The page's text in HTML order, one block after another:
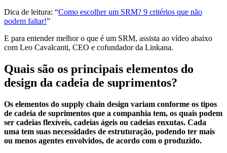
Dica de leitura: “Como escolher um SRM? 9 critérios que não
podem faltar!”
E para entender melhor o que é um SRM, assista ao vídeo abaixo
com Leo Cavalcanti, CEO e cofundador da Linkana.
Quais são os principais elementos do
design da cadeia de suprimentos?
Os elementos do supply chain design variam conforme os tipos
de cadeia de suprimentos que a companhia tem, os quais podem
ser cadeias flexíveis, cadeias ágeis ou cadeias enxutas. Cada
uma tem suas necessidades de estruturação, podendo ter mais
ou menos agentes envolvidos, de acordo com o produzido.